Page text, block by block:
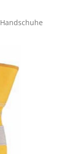
Handschuhe